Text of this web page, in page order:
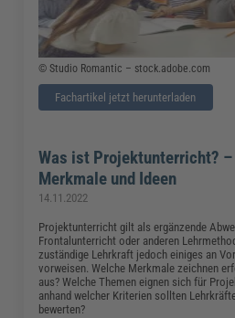
© Studio Romantic – stock.adobe.com
Fachartikel jetzt herunterladen
Was ist Projektunterricht?
Merkmale und Ideen
14.11.2022
Projektunterricht gilt als ergänzende
Frontalunterricht oder anderen
zuständige Lehrkraft jedoch einiges an
vorweisen. Welche Merkmale zeichnen
aus? Welche Themen eignen sich für
anhand welcher Kriterien sollten
bewerten?